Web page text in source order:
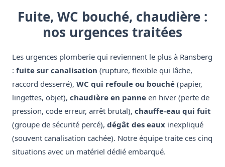
Fuite, WC bouché, chaudière :
nos urgences traitées
Les urgences plomberie qui reviennent le plus à Ransberg
: fuite sur canalisation (rupture, flexible qui lâche,
raccord desserré), WC qui refoule ou bouché (papier,
lingettes, objet), chaudière en panne en hiver (perte de
pression, code erreur, arrêt brutal), chauffe-eau qui fuit
(groupe de sécurité percé), dégât des eaux inexpliqué
(souvent canalisation cachée). Notre équipe traite ces cinq
situations avec un matériel dédié embarqué.